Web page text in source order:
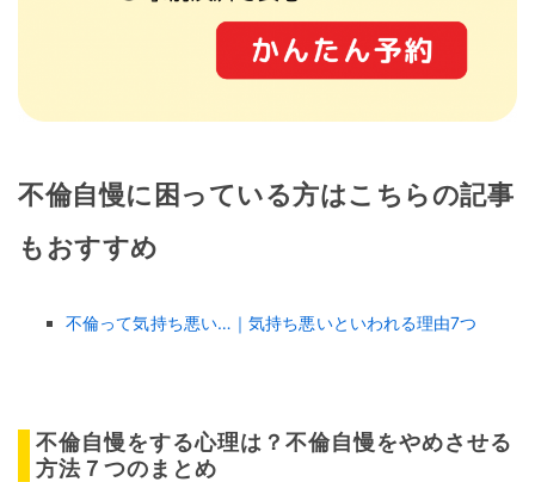
不倫自慢に困っている方はこちらの記事
もおすすめ
不倫って気持ち悪い…｜気持ち悪いといわれる理由7つ
不倫自慢をする心理は？不倫自慢をやめさせる
方法７つのまとめ